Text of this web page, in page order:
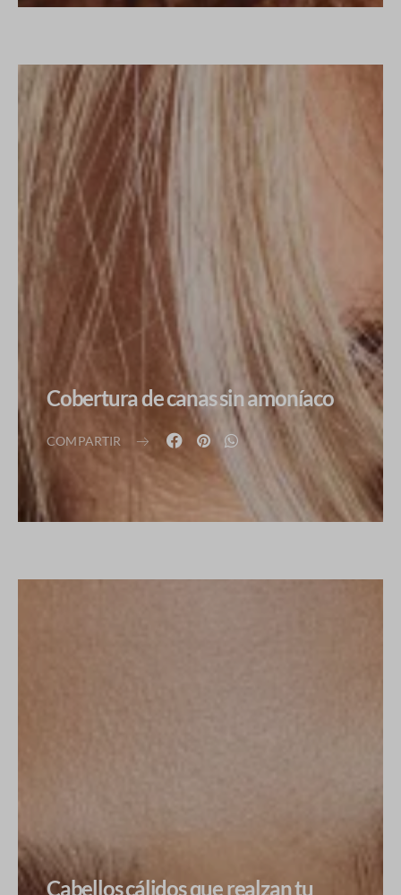
Cobertura de canas sin amoníaco
COMPARTIR
Cabellos cálidos que realzan tu